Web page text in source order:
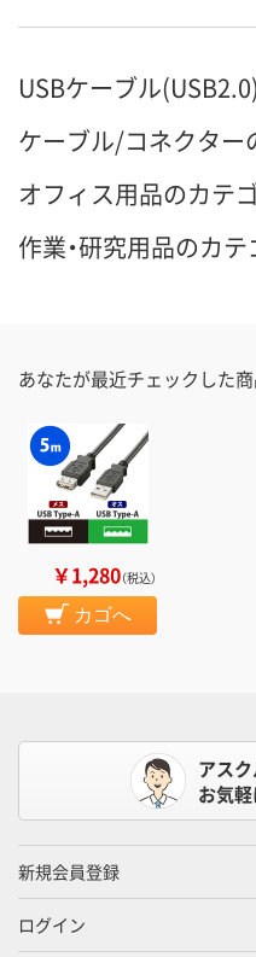
USBケーブル
ケーブル/コネクター
オフィス用品のカテ
作業・研究用品のカ
あなたが最近チェックした
￥1,280（税込）
カゴへ
アス
お気軽
新規会員登録
ログイン